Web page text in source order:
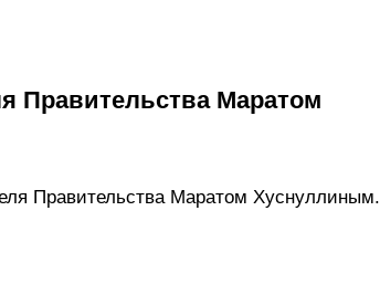
Правительства Маратом
Правительства Маратом Хуснуллиным.